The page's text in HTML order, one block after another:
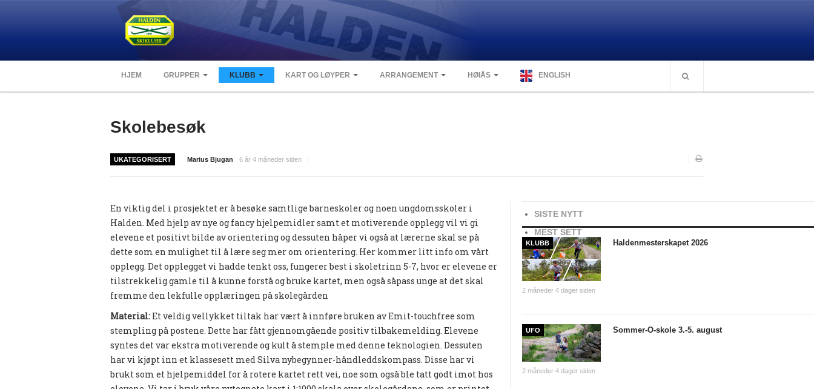
HJEM GRUPPER KLUBB KART OG LØYPER ARRANGEMENT HØIÅS ENGLISH
Skolebesøk
UKATEGORISERT Marius Bjugan 6 år 4 måneder siden
En viktig del i prosjektet er å besøke samtlige barneskoler og noen ungdomsskoler i
Halden. Med hjelp av nye og fancy hjelpemidler samt et motiverende opplegg vil vi gi
elevene et positivt bilde av orientering og dessuten håper vi også at lærerne skal se på
dette som en mulighet til å lære seg mer om orientering. Her kommer litt info om vårt
opplegg. Det opplegget vi hadde tenkt oss, fungerer best i skoletrinn 5-7, hvor er elevene er
tilstrekkelig gamle til å kunne forstå og bruke kartet, men også såpass unge at det skal
fremme den lekfulle opplæringen på skolegården
Material:Et veldig vellykket tiltak har vært å innføre bruken av Emit-touchfree som
stempling på postene. Dette har fått gjennomgående positiv tilbakemelding. Elevene
syntes det var ekstra motiverende og kult å stemple med denne teknologien. Dessuten
har vi kjøpt inn et klassesett med Silva nybegynner-håndleddskompass. Disse har vi
brukt som et hjelpemiddel for å rotere kartet rett vei, noe som også ble tatt godt imot hos
SISTE NYTT
MEST SETT
KLUBB
2 måneder 4 dager siden
Haldenmesterskapet 2026
UFO
2 måneder 4 dager siden
Sommer-O-skole 3.-5. august